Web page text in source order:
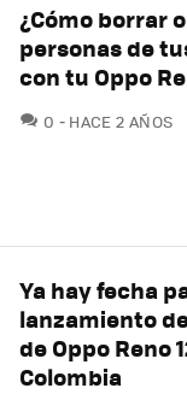
¿Cómo borrar
personas de
con tu Oppo
0 COMENTARIOS
HACE 2 AÑOS
Ya hay fecha
lanzamiento
de Oppo Reno
Colombia